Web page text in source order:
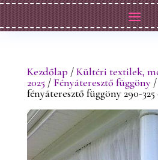
Kezdőlap /Kültéri textilek,
2025/ Fényáteresztő függöny/
fényáteresztő függöny 290-325